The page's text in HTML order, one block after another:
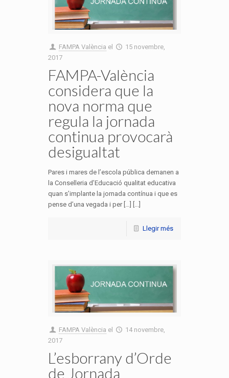
FAMPA València el
15 novembre,
2017
FAMPA-València
considera que la
nova norma que
regula la jornada
continua provocarà
desigualtat
Pares i mares de l’escola pública demanen a
la Conselleria d’Educació qualitat educativa
quan s’implante la jornada contínua i que es
pense d’una vegada i per […] [...]
Llegir més
FAMPA València el
14 novembre,
2017
L’esborrany d’Orde
de Jornada